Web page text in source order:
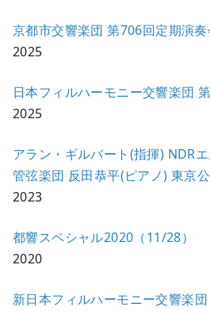
京都市交響楽団 第706回定期演奏
2025
日本フィルハーモニー交響楽団
2025
アラン・ギルバート(指揮) NDR
管弦楽団 反田恭平(ピアノ) 東京
2023
都響スペシャル2020（11/28）
2020
新日本フィルハーモニー交響楽